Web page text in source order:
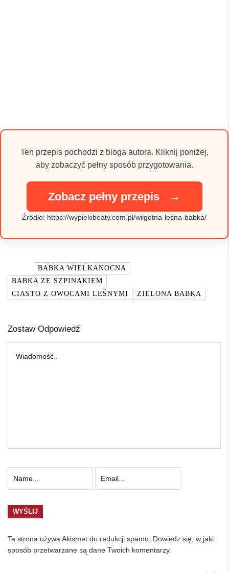
Ten przepis pochodzi z bloga autora. Kliknij poniżej,
aby zobaczyć pełny sposób przygotowania.
Zobacz pełny przepis →
Źródło: https://wypiekibeaty.com.pl/wilgotna-lesna-babka/
BABKA WIELKANOCNA
BABKA ZE SZPINAKIEM
CIASTO Z OWOCAMI LEŚNYMI
ZIELONA BABKA
Zostaw Odpowiedź
Ta strona używa Akismet do redukcji spamu. Dowiedz się, w jaki
sposób przetwarzane są dane Twoich komentarzy.